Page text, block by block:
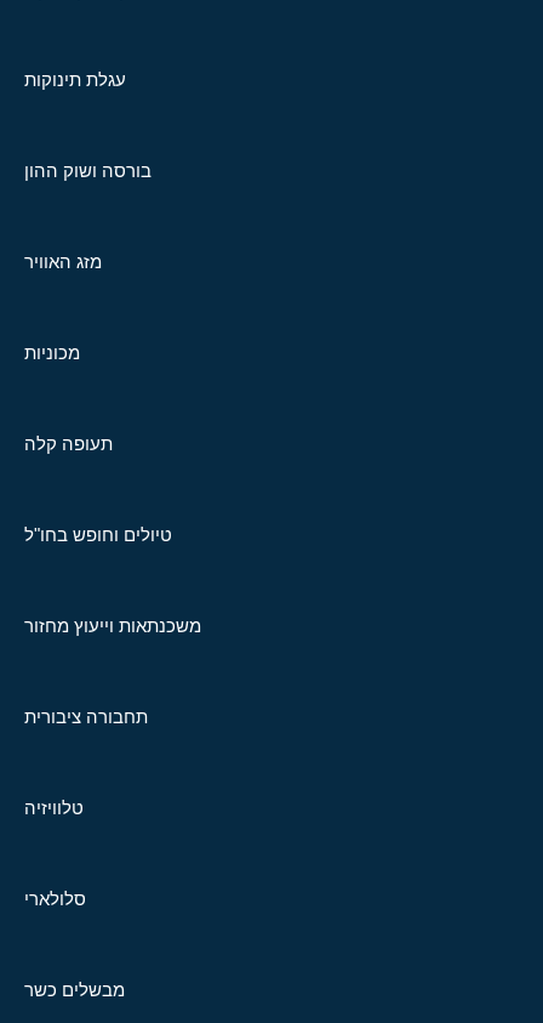
עגלת תינוקות
בורסה ושוק ההון
מזג האוויר
מכוניות
תעופה קלה
טיולים וחופש בחו"ל
משכנתאות וייעוץ מחזור
תחבורה ציבורית
טלוויזיה
סלולארי
מבשלים כשר